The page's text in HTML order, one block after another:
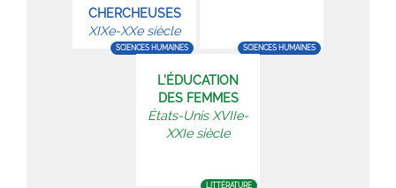
CHERCHEUSES
XIXe-XXe siècle
SCIENCES HUMAINES SCIENCES HUMAINES
L’ÉDUCATION
DES FEMMES
États-Unis XVIIe-
XXIe siècle
LITTÉRATURE